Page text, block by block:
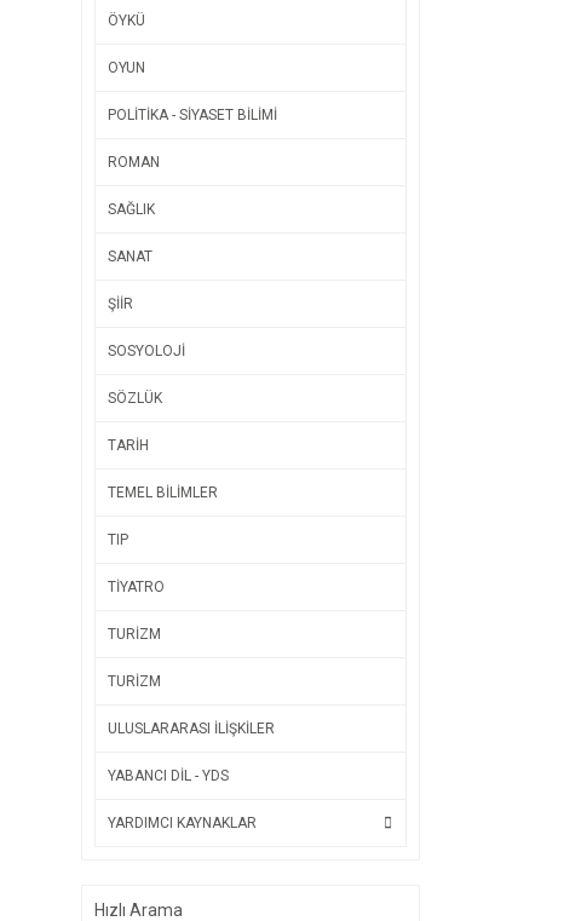
ÖYKÜ
OYUN
POLİTİKA - SİYASET BİLİMİ
ROMAN
SAĞLIK
SANAT
ŞİİR
SOSYOLOJİ
SÖZLÜK
TARİH
TEMEL BİLİMLER
TIP
TİYATRO
TURİZM
TURİZM
ULUSLARARASI İLİŞKİLER
YABANCI DİL - YDS
YARDIMCI KAYNAKLAR
Hızlı Arama